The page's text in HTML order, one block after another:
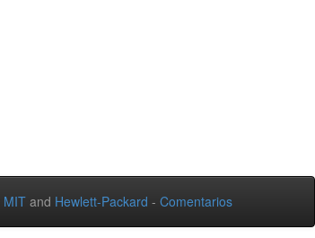
MIT and Hewlett-Packard - Comentarios